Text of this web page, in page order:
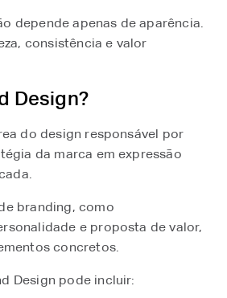
depende apenas de aparência.
consistência e valor
Design?
do design responsável por
da marca em expressão
branding, como
e proposta de valor,
concretos.
Design pode incluir: